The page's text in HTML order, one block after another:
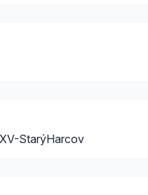
StarýHarcov